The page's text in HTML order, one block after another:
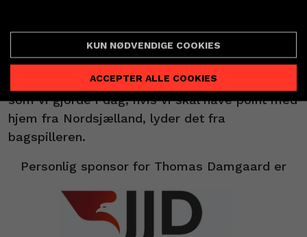
Nordsjælland Håndbold fredag aften.
- Det er en meget svær udebane at spille på.
Så vi skal levere en lige så god præstation,
som vi gjorde i dag, hvis vi skal have point med
hjem fra Nordsjælland, lyder det fra
bagspilleren.
Personlig sponsor for Thomas Damgaard er
KUN NØDVENDIGE COOKIES
ACCEPTER ALLE COOKIES